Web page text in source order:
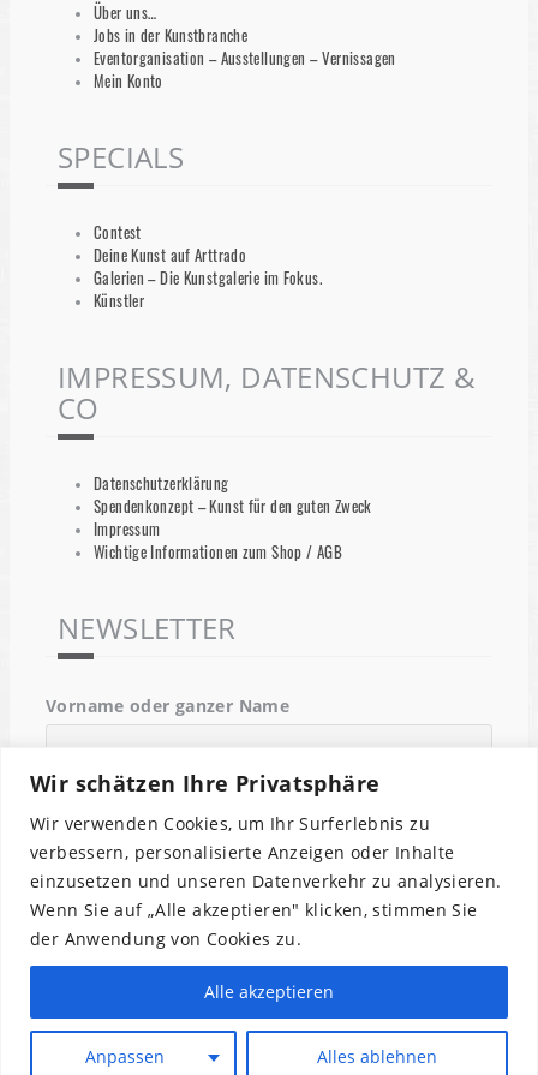
Wir schätzen Ihre Privatsphäre
Wir verwenden Cookies, um Ihr Surferlebnis zu
verbessern, personalisierte Anzeigen oder Inhalte
einzusetzen und unseren Datenverkehr zu analysieren.
Wenn Sie auf „Alle akzeptieren" klicken, stimmen Sie
der Anwendung von Cookies zu.
Anpassen Alles ablehnen
Alle akzeptieren
Über uns…
Jobs in der Kunstbranche
Eventorganisation – Ausstellungen – Vernissagen
Mein Konto
SPECIALS
Contest
Deine Kunst auf Arttrado
Galerien – Die Kunstgalerie im Fokus.
Künstler
IMPRESSUM, DATENSCHUTZ &
CO
Datenschutzerklärung
Spendenkonzept – Kunst für den guten Zweck
Impressum
Wichtige Informationen zum Shop / AGB
NEWSLETTER
Vorname oder ganzer Name
Email
Indem Du fortfährst, akzeptierst Du unsere
Datenschutzerklärung.